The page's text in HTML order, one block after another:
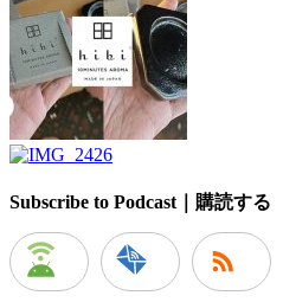
Subscribe to Podcast｜購読する